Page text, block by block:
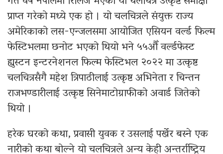
प्राप्त गरेको मध्ये एक हो । यो चलचित्रले संयुक्त राज्य
अमेरिकाको लस-एन्जलसमा आयोजित एसियन वर्ल्ड फिल्म
फेस्टिभलमा छनोट भएको थियो भने ५५औँ वर्ल्डफेस्ट
ह्युस्टन इन्टरनेशनल फिल्म फेस्टिभल २०२२ मा उत्कृष्ट
चलचित्रसँगै महेश त्रिपाठीलाई उत्कृष्ट अभिनेता र चिन्तन
राजभण्डारीलाई उत्कृष्ट सिनेमाटोग्राफीको अवार्ड जितेको
थियो ।
हरेक घरको कथा, प्रवासी युवक र उसलाई पर्खेर बस्ने एक